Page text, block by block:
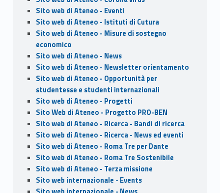
Sito web di Ateneo - Eventi
Sito web di Ateneo - Istituti di Cutura
Sito web di Ateneo - Misure di sostegno
economico
Sito web di Ateneo - News
Sito web di Ateneo - Newsletter orientamento
Sito web di Ateneo - Opportunità per
studentesse e studenti internazionali
Sito web di Ateneo - Progetti
Sito Web di Ateneo - Progetto PRO-BEN
Sito web di Ateneo - Ricerca - Bandi di ricerca
Sito web di Ateneo - Ricerca - News ed eventi
Sito web di Ateneo - Roma Tre per Dante
Sito web di Ateneo - Roma Tre Sostenibile
Sito web di Ateneo - Terza missione
Sito web internazionale - Events